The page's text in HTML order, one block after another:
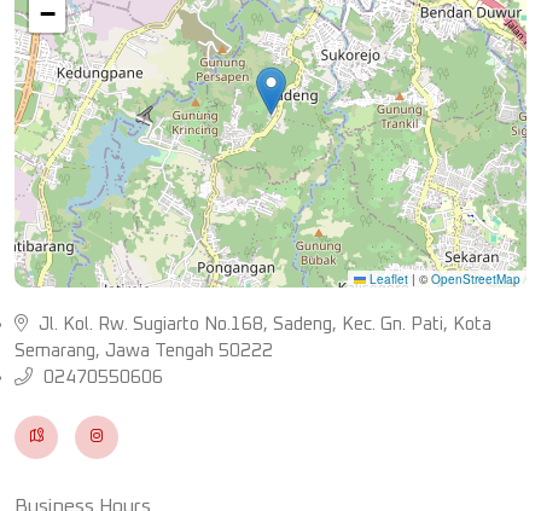
−
Leaflet | ©OpenStreetMap
Jl. Kol. Rw. Sugiarto No.168, Sadeng, Kec. Gn. Pati, Kota
Semarang, Jawa Tengah 50222
02470550606
Business Hours